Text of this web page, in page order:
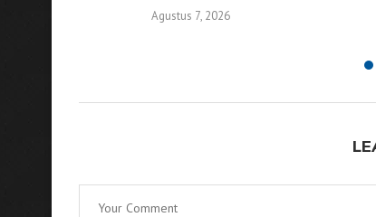
Agustus 7, 2026